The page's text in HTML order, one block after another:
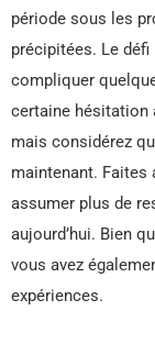
période sous les
précipitées. Le défi
compliquer
certaine hésitation
mais considérez
maintenant. Faites
assumer plus de
aujourd’hui. Bien
vous avez
expériences.